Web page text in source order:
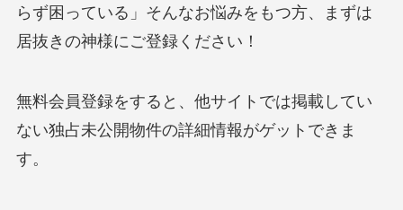
らず困っている」そんなお悩みをもつ方、まずは
居抜きの神様にご登録ください！
無料会員登録をすると、他サイトでは掲載してい
ない独占未公開物件の詳細情報がゲットできま
す。